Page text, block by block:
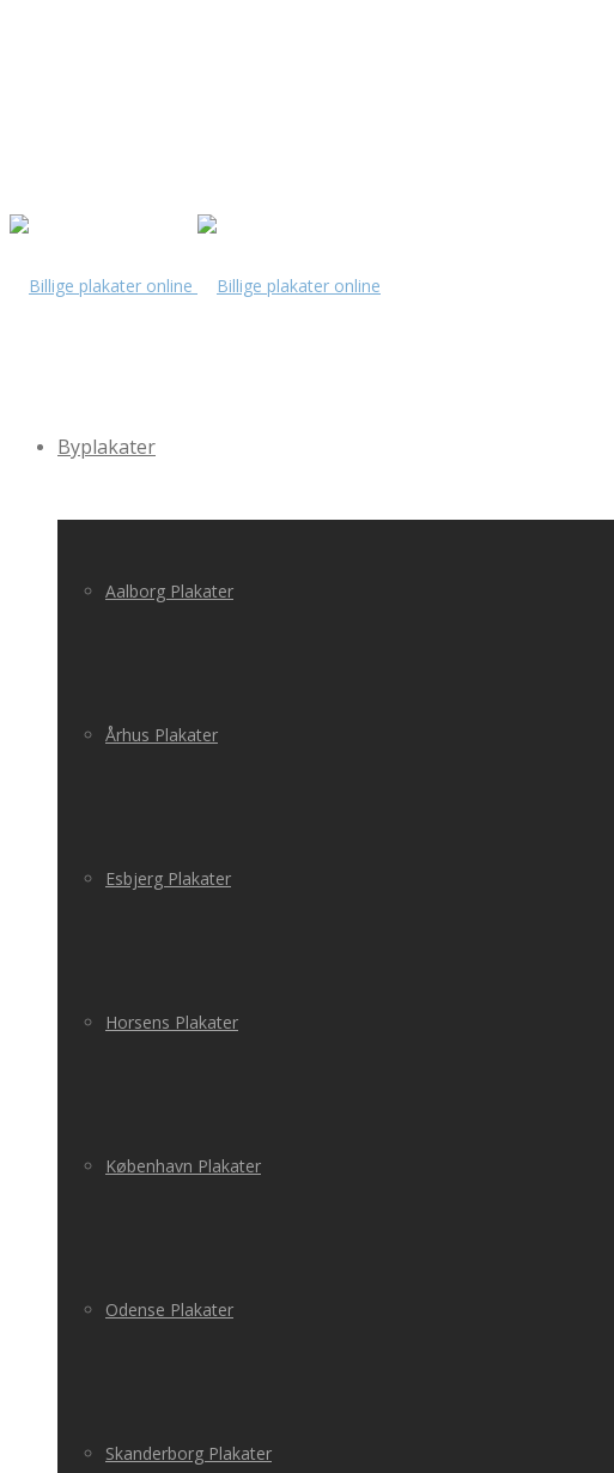
Byplakater
Aalborg Plakater
Århus Plakater
Esbjerg Plakater
Horsens Plakater
København Plakater
Odense Plakater
Skanderborg Plakater